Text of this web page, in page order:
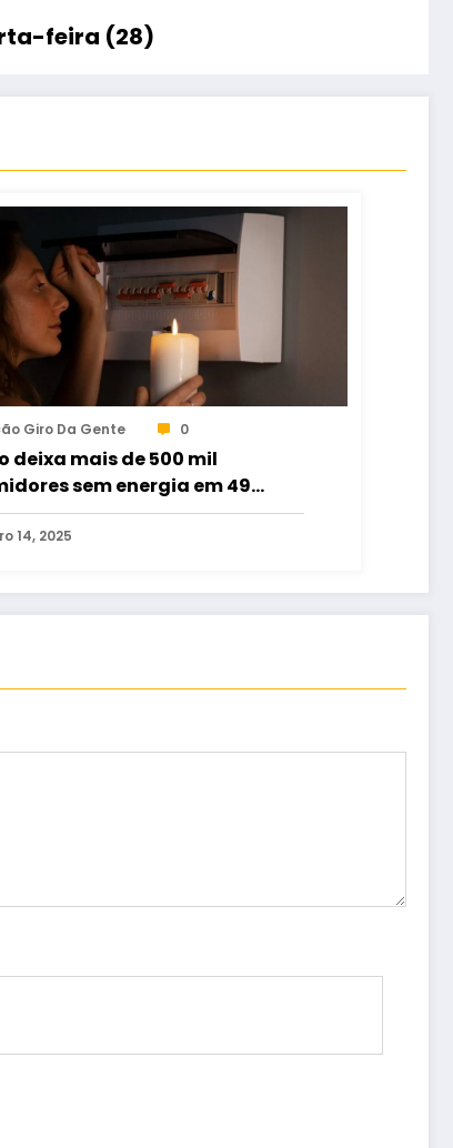
feira (28)
Giro Da Gente 0
deixa mais de 500 mil
sem energia em 49
de Goiás
14, 2025